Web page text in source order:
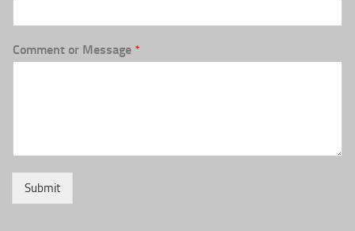
Comment or Message *
Submit